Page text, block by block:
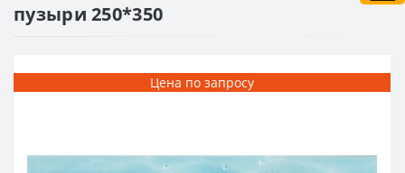
пузыри 250*350
Цена по запросу